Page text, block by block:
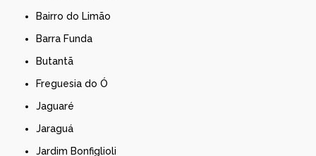
Bairro do Limão
Barra Funda
Butantã
Freguesia do Ó
Jaguaré
Jaraguá
Jardim Bonfiglioli